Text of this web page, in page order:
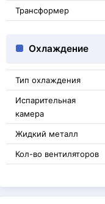
Трансформер
Охлаждение
Тип охлаждения
Испарительная
камера
Жидкий металл
Кол-во вентиляторов